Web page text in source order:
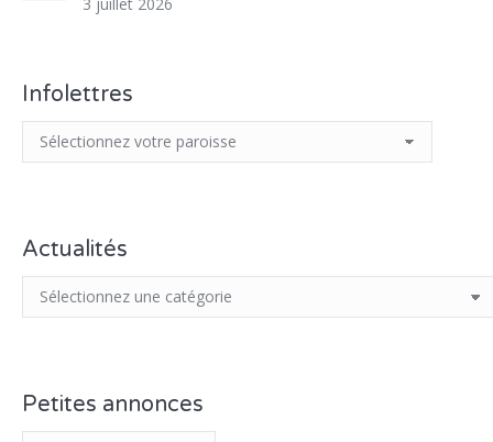
Infolettres
Actualités
Petites annonces